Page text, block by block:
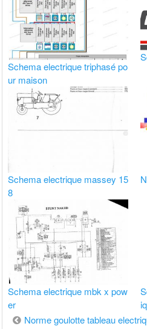
Schema electrique triphasé po
ur maison
Schema electrique massey 15
8
Schema electrique mbk x pow
er
Navigation
Norme goulotte tableau